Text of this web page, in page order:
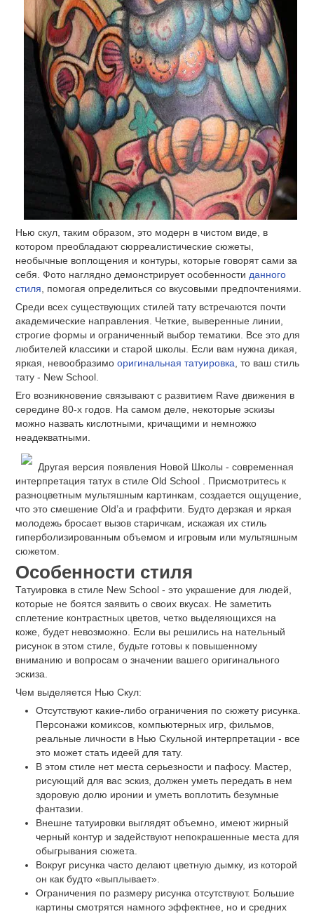
Нью скул, таким образом, это модерн в чистом виде, в
котором преобладают сюрреалистические сюжеты,
необычные воплощения и контуры, которые говорят сами за
себя. Фото наглядно демонстрирует особенности данного
стиля , помогая определиться со вкусовыми предпочтениями.
Среди всех существующих стилей тату встречаются почти
академические направления. Четкие, выверенные линии,
строгие формы и ограниченный выбор тематики. Все это для
любителей классики и старой школы. Если вам нужна дикая,
яркая, невообразимо оригинальная татуировка , то ваш стиль
тату - New School.
Его возникновение связывают с развитием Rave движения в
середине 80-х годов. На самом деле, некоторые эскизы
можно назвать кислотными, кричащими и немножко
неадекватными.
Другая версия появления Новой Школы - современная
интерпретация татух в стиле Old School . Присмотритесь к
разноцветным мультяшным картинкам, создается ощущение,
что это смешение Old’а и граффити. Будто дерзкая и яркая
молодежь бросает вызов старичкам, искажая их стиль
гиперболизированным объемом и игровым или мультяшным
сюжетом.
Особенности стиля
Татуировка в стиле New School - это украшение для людей,
которые не боятся заявить о своих вкусах. Не заметить
сплетение контрастных цветов, четко выделяющихся на
коже, будет невозможно. Если вы решились на нательный
рисунок в этом стиле, будьте готовы к повышенному
вниманию и вопросам о значении вашего оригинального
эскиза.
Чем выделяется Нью Скул:
Отсутствуют какие-либо ограничения по сюжету рисунка.
Персонажи комиксов, компьютерных игр, фильмов,
реальные личности в Нью Скульной интерпретации - все
это может стать идеей для тату.
В этом стиле нет места серьезности и пафосу. Мастер,
рисующий для вас эскиз, должен уметь передать в нем
здоровую долю иронии и уметь воплотить безумные
фантазии.
Внешне татуировки выглядят объемно, имеют жирный
черный контур и задействуют непокрашенные места для
обыгрывания сюжета.
Вокруг рисунка часто делают цветную дымку, из которой
он как будто «выплывает».
Ограничения по размеру рисунка отсутствуют. Большие
картины смотрятся намного эффектнее, но и средних